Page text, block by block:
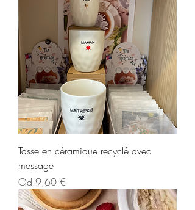
Tasse en céramique recyclé avec
message
Od 9,60 €
Cena rabatowa